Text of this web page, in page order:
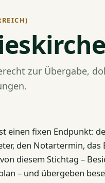
zur Übergabe,
einen fixen Endpunkt:
den Notartermin, das
diesem Stichtag –
– und übergeben